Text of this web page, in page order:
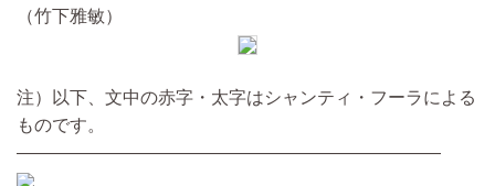
（竹下雅敏）
注）以下、文中の赤字・太字はシャンティ・フーラによる
ものです。
――――――――――――――――――――――――